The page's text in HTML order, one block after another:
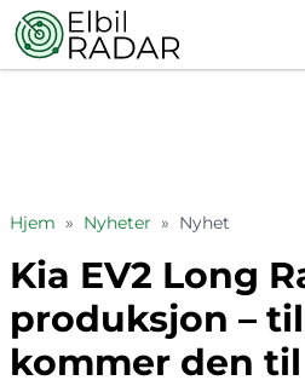
Hjem » Nyheter » Nyhet
Kia EV2 Long
produksjon –
kommer den